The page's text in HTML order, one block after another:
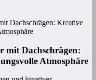
Dachschrägen: Kreative
mit Dachschrägen:
Atmosphäre